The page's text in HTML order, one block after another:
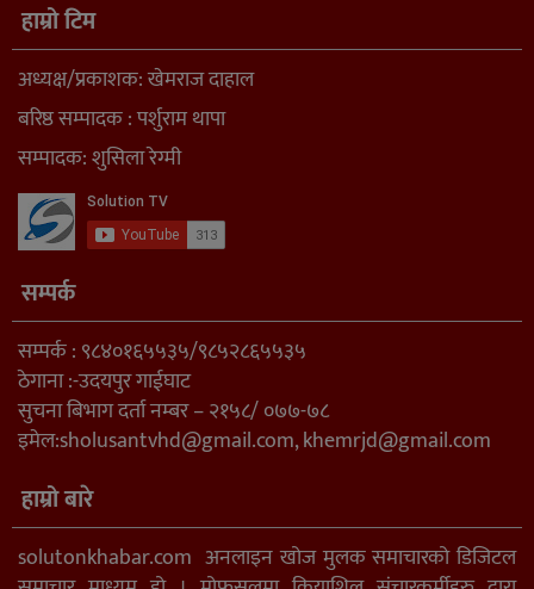
हाम्रो टिम
अध्यक्ष/प्रकाशक: खेमराज दाहाल
बरिष्ठ सम्पादक : पर्शुराम थापा
सम्पादक: शुसिला रेग्मी
सम्पर्क
सम्पर्क : ९८४०१६५५३५/९८५२८६५५३५
ठेगाना :-उदयपुर गाईघाट
सुचना बिभाग दर्ता नम्बर – २१५८/ ०७७-७८
इमेल:sholusantvhd@gmail.com,khemrjd@gmail.com
हाम्रो बारे
solutonkhabar.com अनलाइन खोज मुलक समाचारको डिजिटल